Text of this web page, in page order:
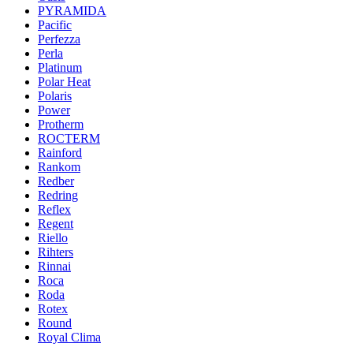
PYRAMIDA
Pacific
Perfezza
Perla
Platinum
Polar Heat
Polaris
Power
Protherm
ROCTERM
Rainford
Rankom
Redber
Redring
Reflex
Regent
Riello
Rihters
Rinnai
Roca
Roda
Rotex
Round
Royal Clima